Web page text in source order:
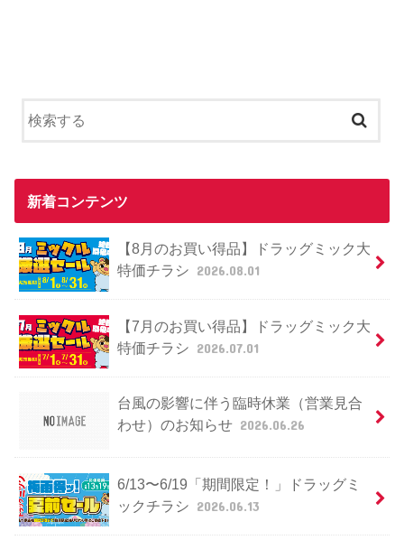
新着コンテンツ
【8月のお買い得品】ドラッグミック大
特価チラシ 2026.08.01
【7月のお買い得品】ドラッグミック大
特価チラシ 2026.07.01
台風の影響に伴う臨時休業（営業見合
わせ）のお知らせ 2026.06.26
6/13〜6/19「期間限定！」ドラッグミ
ックチラシ 2026.06.13